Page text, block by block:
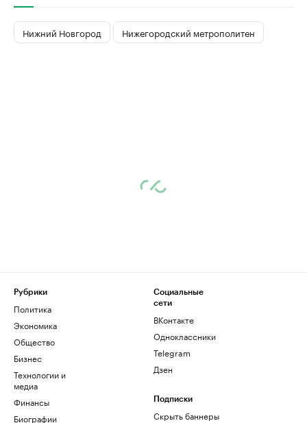
Нижний Новгород Нижегородский метрополитен
Рубрики
Политика
Экономика
Общество
Бизнес
Технологии и
медиа
Финансы
Биографии
Социальные
сети
ВКонтакте
Одноклассники
Telegram
Дзен
Подписки
Скрыть баннеры